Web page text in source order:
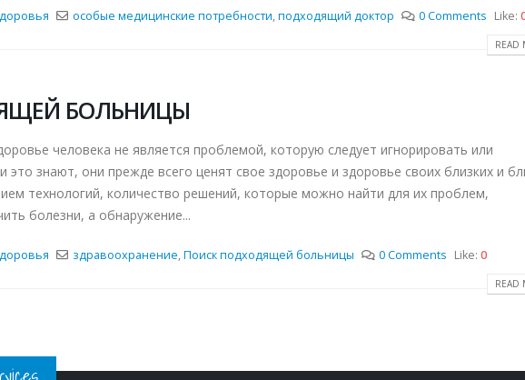
особые медицинские потребности,подходящий доктор 0 Comments Like:
READ
БОЛЬНИЦЫ
человека не является проблемой, которую следует игнорировать или
это знают, они прежде всего ценят свое здоровье и здоровье своих близких и
технологий, количество решений, которые можно найти для их проблем,
болезни, а обнаружение...
здравоохранение,Поиск подходящей больницы 0 Comments Like: 0
READ